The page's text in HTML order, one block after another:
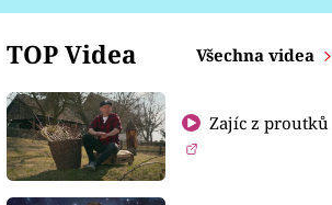
TOP Videa Všechna videa
Zajíc z proutků